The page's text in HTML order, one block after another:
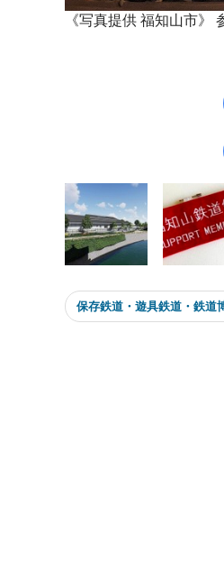
《写真提供 福知山市》
保存鉄道・遊具鉄道・鉄道